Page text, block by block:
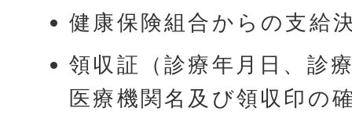
健康保険組合からの支給
領収証（診療年月日、診
医療機関名及び領収印の